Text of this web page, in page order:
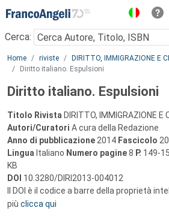
Menu
Cerca:
Main content
Home riviste DIRITTO, IMMIGRAZIONE E
Diritto italiano. Espulsioni
Diritto italiano. Espulsioni
Titolo Rivista DIRITTO, IMMIGRAZIONE E
Autori/Curatori A cura della Redazione
Anno di pubblicazione 2014 Fascicolo
Lingua Italiano Numero pagine8 P. 149-
KB
DOI 10.3280/DIRI2013-004012
Il DOI è il codice a barre della proprietà
più clicca qui